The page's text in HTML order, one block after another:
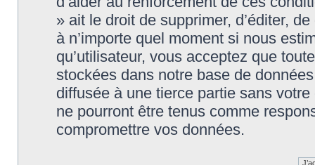
» ait le droit de supprimer, d’éditer,
à n’importe quel moment si nous
qu’utilisateur, vous acceptez que
stockées dans notre base de
diffusée à une tierce partie sans
ne pourront être tenus comme
compromettre vos données.